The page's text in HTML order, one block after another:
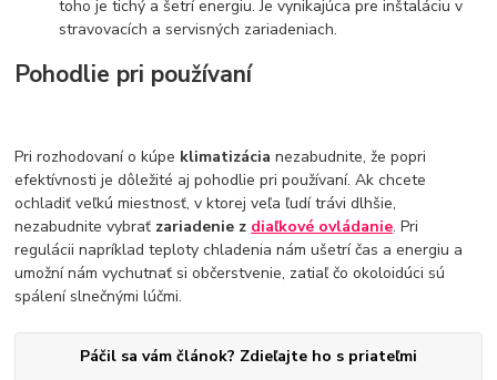
toho je tichý a šetrí energiu. Je vynikajúca pre inštaláciu v
stravovacích a servisných zariadeniach.
Pohodlie pri používaní
Pri rozhodovaní o kúpe klimatizácianezabudnite, že popri
efektívnosti je dôležité aj pohodlie pri používaní. Ak chcete
ochladiť veľkú miestnosť, v ktorej veľa ľudí trávi dlhšie,
nezabudnite vybrať zariadenie z diaľkové ovládanie. Pri
regulácii napríklad teploty chladenia nám ušetrí čas a energiu a
umožní nám vychutnať si občerstvenie, zatiaľ čo okoloidúci sú
spálení slnečnými lúčmi.
Páčil sa vám článok? Zdieľajte ho s priateľmi